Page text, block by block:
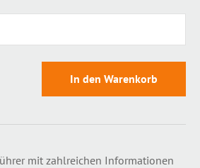
mit zahlreichen Informationen